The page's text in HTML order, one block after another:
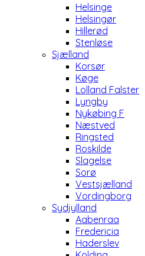
Helsinge
Helsingør
Hillerød
Stenløse
Sjælland
Korsør
Køge
Lolland Falster
Lyngby
Nykøbing F
Næstved
Ringsted
Roskilde
Slagelse
Sorø
Vestsjælland
Vordingborg
Sydjylland
Aabenraa
Fredericia
Haderslev